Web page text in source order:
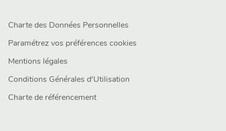
Charte des Données Personnelles
Paramétrez vos préférences cookies
Mentions légales
Conditions Générales d'Utilisation
Charte de référencement